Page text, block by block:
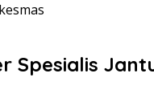
Spesialis